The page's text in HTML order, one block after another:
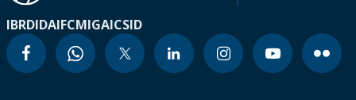
IBRDIDAIFCMIGAICSID